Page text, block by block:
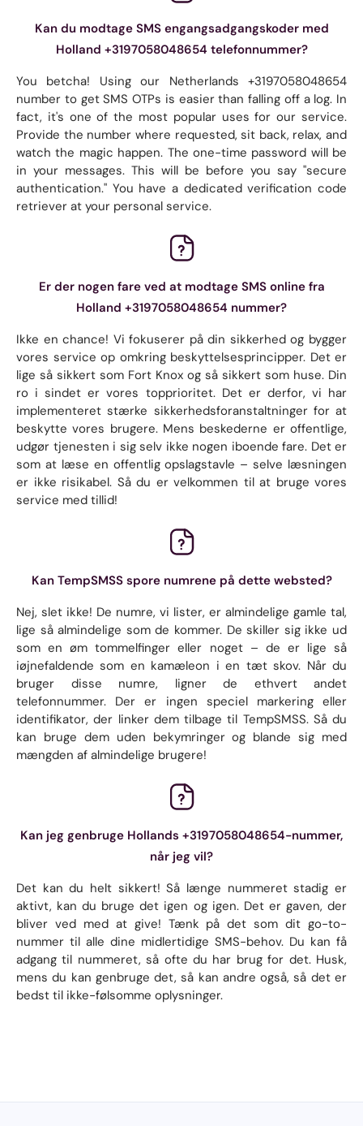
Kan du modtage SMS engangsadgangskoder med
Holland +3197058048654 telefonnummer?
You betcha! Using our Netherlands +3197058048654
number to get SMS OTPs is easier than falling off a log. In
fact, it's one of the most popular uses for our service.
Provide the number where requested, sit back, relax, and
watch the magic happen. The one-time password will be
in your messages. This will be before you say "secure
authentication." You have a dedicated verification code
retriever at your personal service.
Er der nogen fare ved at modtage SMS online fra
Holland +3197058048654 nummer?
Ikke en chance! Vi fokuserer på din sikkerhed og bygger
vores service op omkring beskyttelsesprincipper. Det er
lige så sikkert som Fort Knox og så sikkert som huse. Din
ro i sindet er vores topprioritet. Det er derfor, vi har
implementeret stærke sikkerhedsforanstaltninger for at
beskytte vores brugere. Mens beskederne er offentlige,
udgør tjenesten i sig selv ikke nogen iboende fare. Det er
som at læse en offentlig opslagstavle – selve læsningen
er ikke risikabel. Så du er velkommen til at bruge vores
service med tillid!
Kan TempSMSS spore numrene på dette websted?
Nej, slet ikke! De numre, vi lister, er almindelige gamle tal,
lige så almindelige som de kommer. De skiller sig ikke ud
som en øm tommelfinger eller noget – de er lige så
iøjnefaldende som en kamæleon i en tæt skov. Når du
bruger disse numre, ligner de ethvert andet
telefonnummer. Der er ingen speciel markering eller
identifikator, der linker dem tilbage til TempSMSS. Så du
kan bruge dem uden bekymringer og blande sig med
mængden af ​​almindelige brugere!
Kan jeg genbruge Hollands +3197058048654-nummer,
når jeg vil?
Det kan du helt sikkert! Så længe nummeret stadig er
aktivt, kan du bruge det igen og igen. Det er gaven, der
bliver ved med at give! Tænk på det som dit go-to-
nummer til alle dine midlertidige SMS-behov. Du kan få
adgang til nummeret, så ofte du har brug for det. Husk,
mens du kan genbruge det, så kan andre også, så det er
bedst til ikke-følsomme oplysninger.